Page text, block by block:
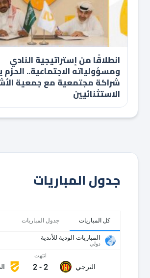
انطلاقًا من إستراتيجية النادي
ومسؤولياته الاجتماعية..
شراكة مجتمعية مع جمعية
الاستثنائيين
جدول المباريات
كل المباريات جدول المباريات
المباريات الودية للأندية
دولي
الترجي
انتهت
2
-
2